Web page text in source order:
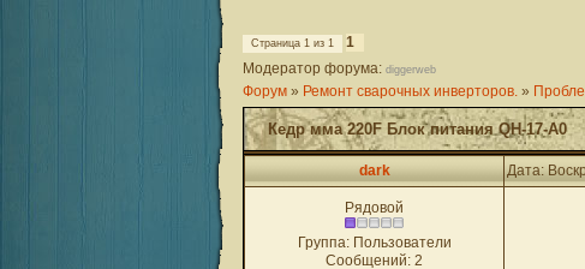
Страница 1 из 1
1
Модератор форума: diggerweb
Форум » Ремонт сварочных инверторов. »
Кедр мма 220F Блок питания QH-17-A0
dark Дата:
Рядовой
Группа: Пользователи
Сообщений: 2